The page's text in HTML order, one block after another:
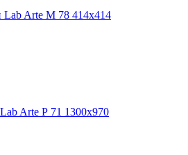
Lab Arte М 78 414х414
Arte Р 71 1300х970